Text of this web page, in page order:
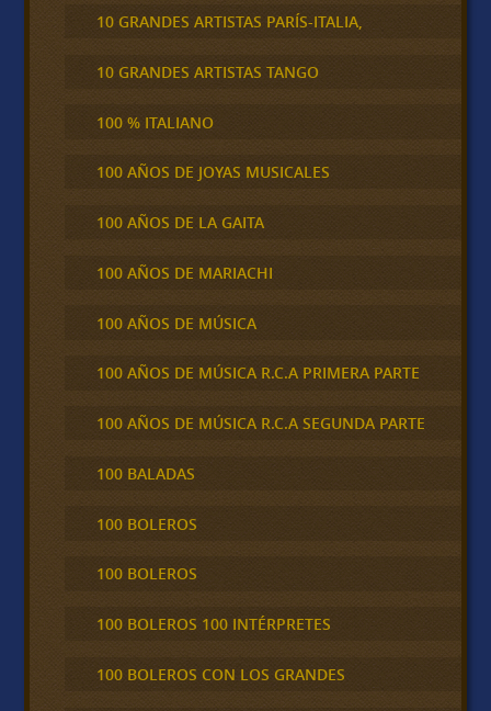
10 GRANDES ARTISTAS PARÍS-ITALIA,
10 GRANDES ARTISTAS TANGO
100 % ITALIANO
100 AÑOS DE JOYAS MUSICALES
100 AÑOS DE LA GAITA
100 AÑOS DE MARIACHI
100 AÑOS DE MÚSICA
100 AÑOS DE MÚSICA R.C.A PRIMERA PARTE
100 AÑOS DE MÚSICA R.C.A SEGUNDA PARTE
100 BALADAS
100 BOLEROS
100 BOLEROS
100 BOLEROS 100 INTÉRPRETES
100 BOLEROS CON LOS GRANDES